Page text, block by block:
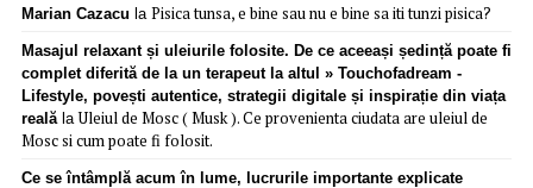
Marian Cazacu la Pisica tunsa, e bine sau nu e bine sa iti tunzi pisica?
Masajul relaxant și uleiurile folosite. De ce aceeași ședință poate fi
complet diferită de la un terapeut la altul » Touchofadream -
Lifestyle, povești autentice, strategii digitale și inspirație din viața
realălaUleiul de Mosc ( Musk ). Ce provenienta ciudata are uleiul de
Mosc si cum poate fi folosit.
Ce se întâmplă acum în lume, lucrurile importante explicate